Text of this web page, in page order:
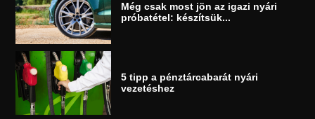
Még csak most jön az igazi nyári
próbatétel: készítsük...
5 tipp a pénztárcabarát nyári
vezetéshez